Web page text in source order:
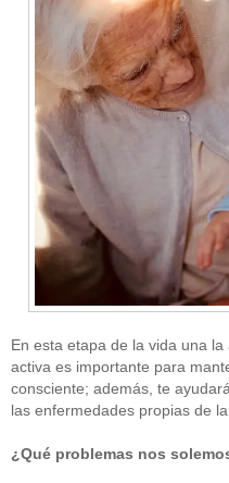
En esta etapa de la vida una
activa es importante para
consciente; además, te
las enfermedades propias de la
¿Qué problemas nos